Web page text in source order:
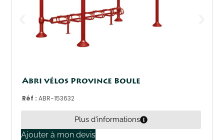
Abri vélos Province Boule
Réf :ABR-153632
Plus d'informations
Ajouter à mon devis